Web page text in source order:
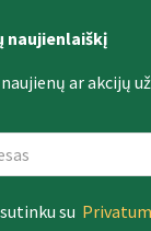
naujienlaiškį
ar akcijų
su